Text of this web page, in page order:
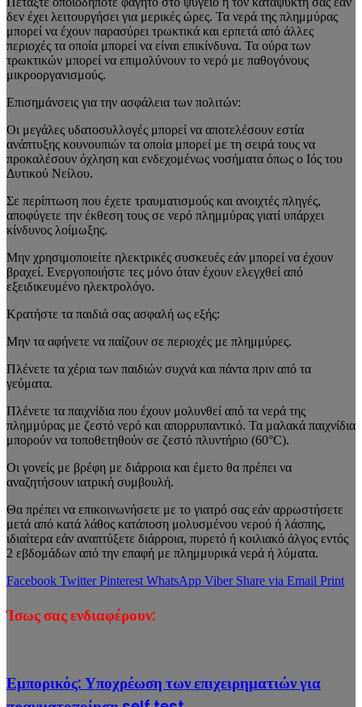
δεν έχει λειτουργήσει για μερικές ώρες. Τα νερά της πλημμύρας
μπορεί να έχουν παρασύρει τρωκτικά και ερπετά από άλλες
περιοχές τα οποία μπορεί να είναι επικίνδυνα. Τα ούρα των
τρωκτικών μπορεί να επιμολύνουν το νερό με παθογόνους
μικροοργανισμούς.
Επισημάνσεις για την ασφάλεια των πολιτών:
Οι μεγάλες υδατοσυλλογές μπορεί να αποτελέσουν εστία
ανάπτυξης κουνουπιών τα οποία μπορεί με τη σειρά τους να
προκαλέσουν όχληση και ενδεχομένως νοσήματα όπως ο Ιός του
Δυτικού Νείλου.
Σε περίπτωση που έχετε τραυματισμούς και ανοιχτές πληγές,
αποφύγετε την έκθεση τους σε νερό πλημμύρας γιατί υπάρχει
κίνδυνος λοίμωξης.
Μην χρησιμοποιείτε ηλεκτρικές συσκευές εάν μπορεί να έχουν
βραχεί. Ενεργοποιήστε τες μόνο όταν έχουν ελεγχθεί από
εξειδικευμένο ηλεκτρολόγο.
Kρατήστε τα παιδιά σας ασφαλή ως εξής:
Μην τα αφήνετε να παίζουν σε περιοχές με πλημμύρες.
Πλένετε τα χέρια των παιδιών συχνά και πάντα πριν από τα
γεύματα.
Πλένετε τα παιχνίδια που έχουν μολυνθεί από τα νερά της
πλημμύρας με ζεστό νερό και απορρυπαντικό. Τα μαλακά παιχνίδια
μπορούν να τοποθετηθούν σε ζεστό πλυντήριο (60°C).
Οι γονείς με βρέφη με διάρροια και έμετο θα πρέπει να
αναζητήσουν ιατρική συμβουλή.
Θα πρέπει να επικοινωνήσετε με το γιατρό σας εάν αρρωστήσετε
μετά από κατά λάθος κατάποση μολυσμένου νερού ή λάσπης,
ιδιαίτερα εάν αναπτύξετε διάρροια, πυρετό ή κοιλιακό άλγος εντός
2 εβδομάδων από την επαφή με πλημμυρικά νερά ή λύματα.
Facebook Twitter Pinterest WhatsApp Viber Share via Email Print
Ίσως σας ενδιαφέρουν:
Εμπορικός: Υποχρέωση των επιχειρηματιών για